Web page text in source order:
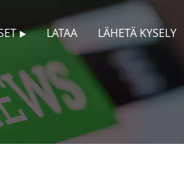
LATAA LÄHETÄ KYSELY